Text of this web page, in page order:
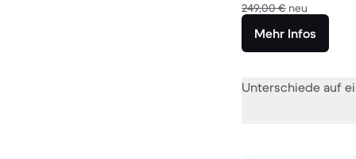
249,00 € neu
Mehr Infos
Unterschiede auf